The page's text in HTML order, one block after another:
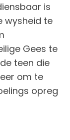
is
wysheid te
Gees te
teen die
om te
opreg